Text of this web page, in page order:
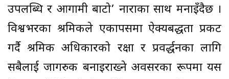
उपलब्धि र आगामी बाटो’ नाराका साथ मनाइँदैछ ।
विश्वभरका श्रमिकले एकापसमा ऐक्यबद्धता प्रकट
गर्दै श्रमिक अधिकारको रक्षा र प्रवर्द्धनका लागि
सबैलाई जागरुक बनाइराख्ने अवसरका रूपमा यस